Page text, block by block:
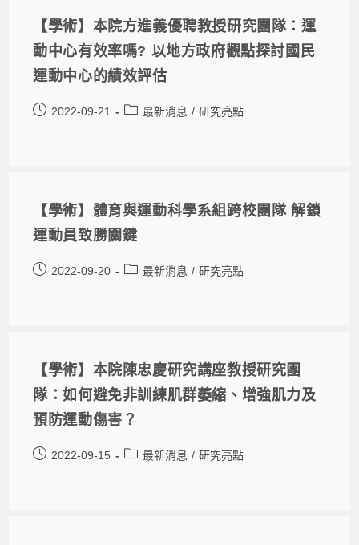
【學術】本院方進義優聘教授研究團隊：運
動中心有效率嗎? 以地方政府觀點探討國民
運動中心的績效評估
2022-09-21 最新消息 / 研究亮點
【學術】體育與運動科學系組跨校團隊 解鎖
運動員致勝關鍵
2022-09-20 最新消息 / 研究亮點
【學術】本院陳忠慶研究講座教授研究團
隊：如何避免非訓練肌群萎縮、增強肌力及
預防運動傷害？
2022-09-15 最新消息 / 研究亮點